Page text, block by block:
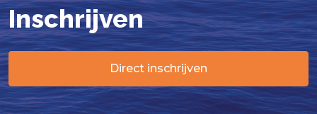
Inschrijven
Direct inschrijven